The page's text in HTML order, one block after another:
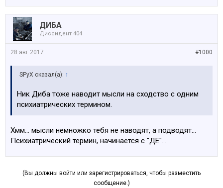
ДИБА
Диссидент 404
#1000
28 авг 2017
SPyX сказал(а): ↑
Ник Диба тоже наводит мысли на сходство с одним
психиатрических термином.
Хмм... мысли немножко тебя не наводят, а подводят...
Психиатрический термин, начинается с "ДЕ"...
(Вы должны войти или зарегистрироваться, чтобы разместить
сообщение.)